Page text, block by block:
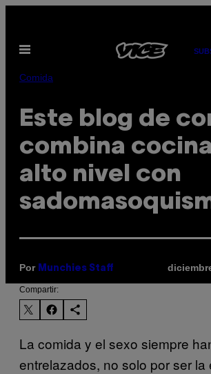
contenido
Abrir
Comida
Este blog de
combina
alto nivel con
Por Munchies Staff
Compartir:
La comida y el sexo siempre
entrelazados, no solo por ser la